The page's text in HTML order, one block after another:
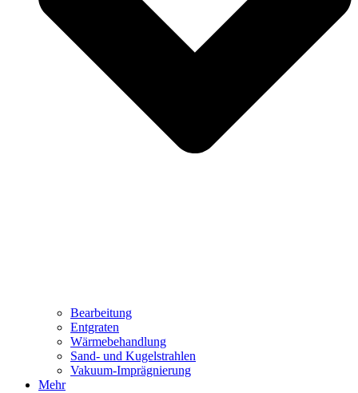
Bearbeitung
Entgraten
Wärmebehandlung
Sand- und Kugelstrahlen
Vakuum-Imprägnierung
Mehr